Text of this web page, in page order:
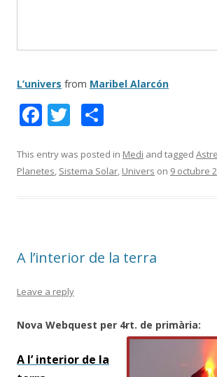
L’univers from Maribel Alarcón
F
e
b
k
T
itt
er
m
p
ix
This entry was posted in Medi and tagged
Planetes, Sistema Solar, Univers on 9 octubre
A l’interior de la terra
Leave a reply
Nova Webquest per 4rt. de primària:
A l’ interior de la